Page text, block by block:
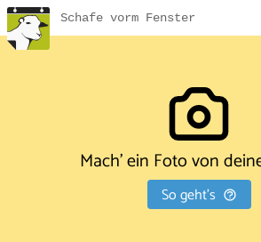
Schafe vorm Fenster
Mach' ein Foto von
So geht's